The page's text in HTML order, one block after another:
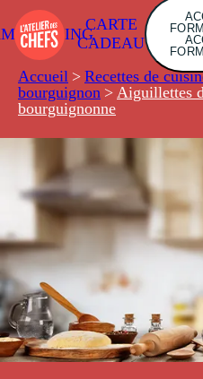
CARTE
CADEAU
Accueil > Recettes de
bourguignon > Aiguillettes
bourguignonne